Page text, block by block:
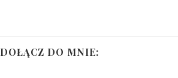
DOŁĄCZ DO MNIE: